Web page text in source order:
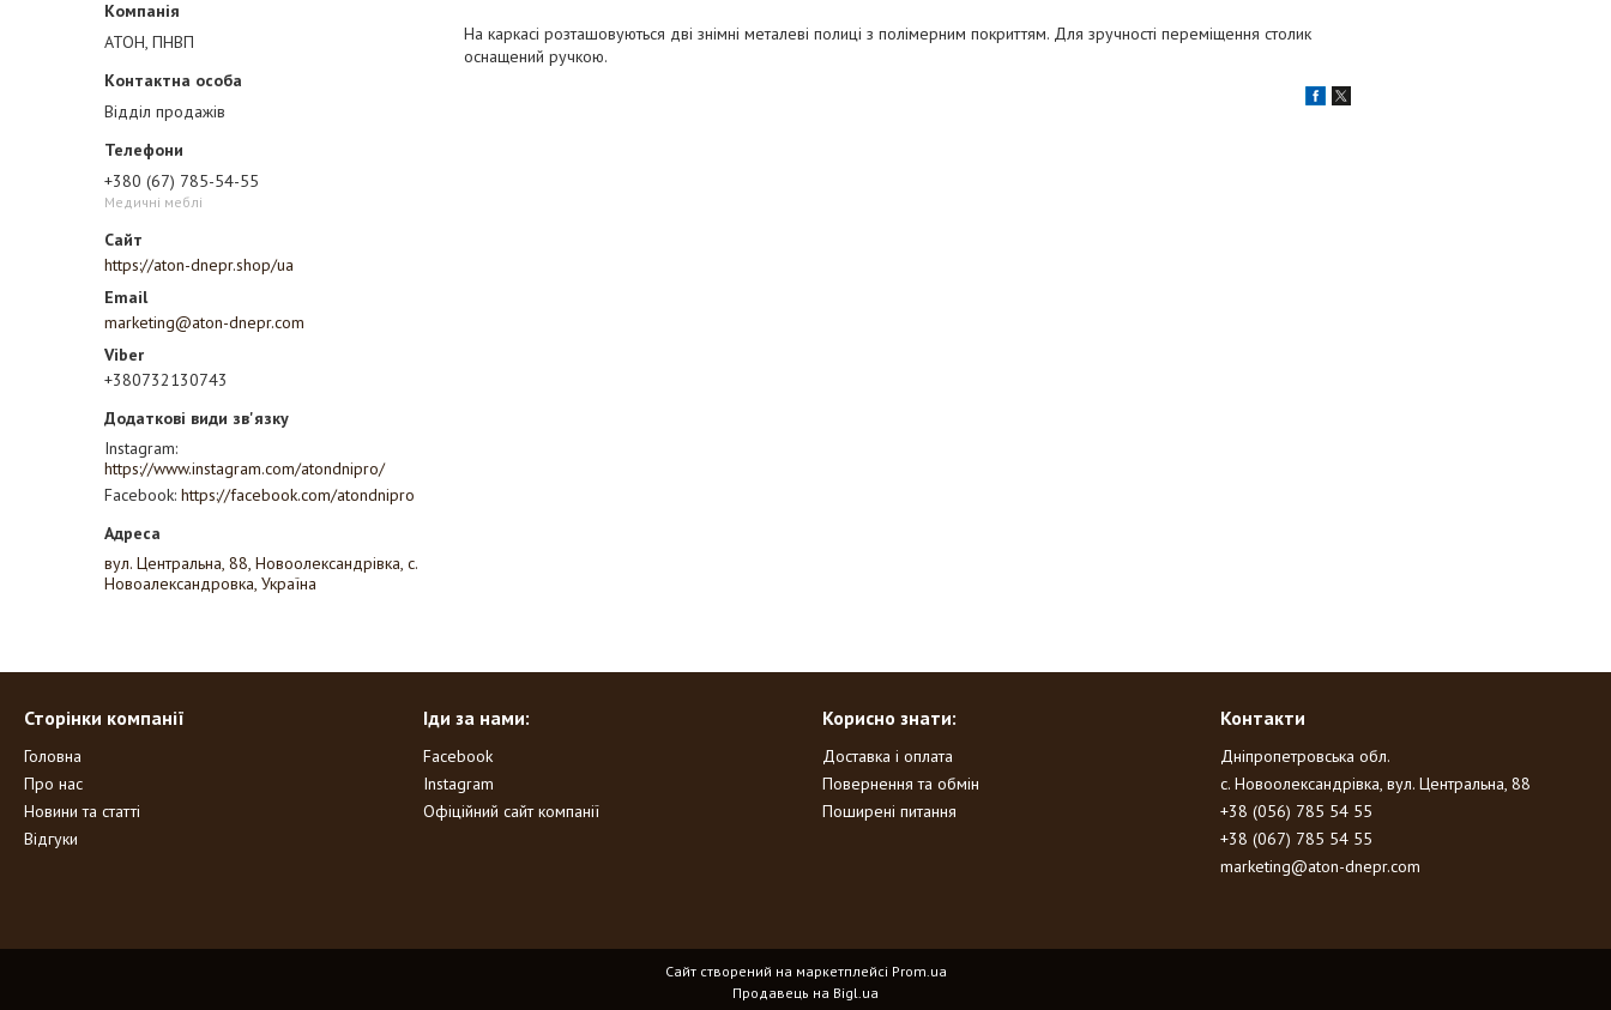
АТОН, ПНВП
Відділ продажів
+380 (67) 785-54-55
Медичні меблі
https://aton-dnepr.shop/ua
marketing@aton-dnepr.com
+380732130743
Instagram
https://www.instagram.com/atondnipro/
Facebook https://facebook.com/atondnipro
вул. Центральна, 88, Новоолександрівка, с.
Новоалександровка, Україна
На каркасі розташовуються дві знімні металеві полиці з полімерним покриттям. Для зручності переміщення столик
оснащений ручкою.
Сторінки компанії
Головна
Про нас
Новини та статті
Відгуки
Іди за нами:
Facebook
Instagram
Офіційний сайт компанії
Корисно знати:
Доставка і оплата
Повернення та обмін
Поширені питання
Контакти
Дніпропетровська обл.
с. Новоолександрівка, вул. Центральна, 88
+38 (056) 785 54 55
+38 (067) 785 54 55
marketing@aton-dnepr.com
Сайт створений на маркетплейсі Prom.ua
Продавець на Bigl.ua